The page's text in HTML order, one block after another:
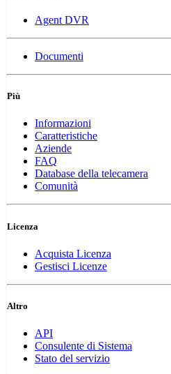
Agent DVR
Documenti
Più
Informazioni
Caratteristiche
Aziende
FAQ
Database della telecamera
Comunità
Licenza
Acquista Licenza
Gestisci Licenze
Altro
API
Consulente di Sistema
Stato del servizio